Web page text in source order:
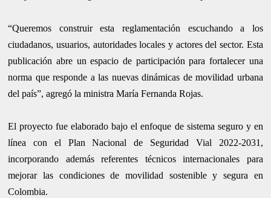
“Queremos construir esta reglamentación escuchando a los
ciudadanos, usuarios, autoridades locales y actores del sector. Esta
publicación abre un espacio de participación para fortalecer una
norma que responde a las nuevas dinámicas de movilidad urbana
del país”, agregó la ministra María Fernanda Rojas.
El proyecto fue elaborado bajo el enfoque de sistema seguro y en
línea con el Plan Nacional de Seguridad Vial 2022-2031,
incorporando además referentes técnicos internacionales para
mejorar las condiciones de movilidad sostenible y segura en
Colombia.